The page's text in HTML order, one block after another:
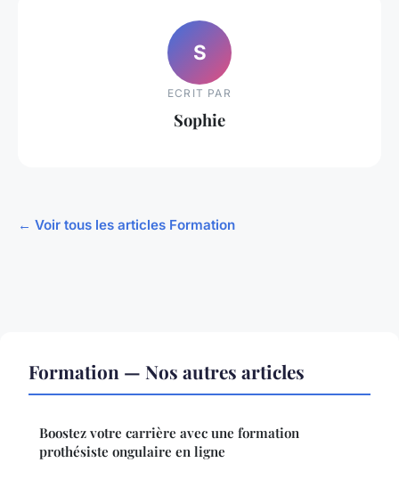
S
ECRIT PAR
Sophie
← Voir tous les articles Formation
Formation — Nos autres articles
Boostez votre carrière avec une formation
prothésiste ongulaire en ligne